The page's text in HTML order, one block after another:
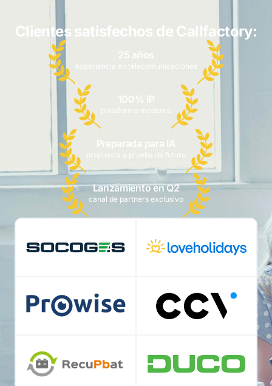
Clientes satisfechos de Callfactory:
25 años
experiencia en telecomunicaciones
100% IP
plataforma moderna
Preparada para IA
propuesta a prueba de futuro
Lanzamiento en Q2
canal de partners exclusivo